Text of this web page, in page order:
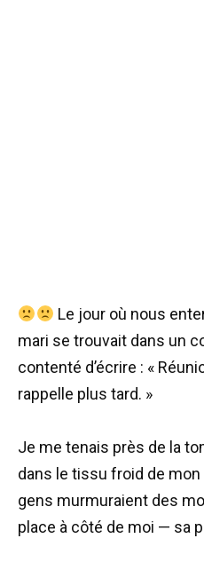
Le jour où nous
mari se trouvait dans un
contenté d’écrire : «
rappelle plus tard. »
Je me tenais près de la
dans le tissu froid de
gens murmuraient des
place à côté de moi — sa